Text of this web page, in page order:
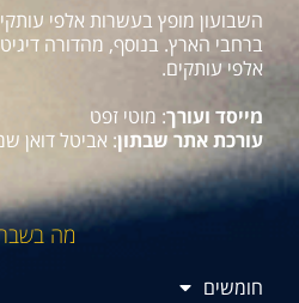
ברחבי הארץ. בנוסף, מהדורה
אלפי עותקים.
מייסד ועורך: מוטי זפט
עורכת אתר שבתון: אביטל דואן
מה
חומשים